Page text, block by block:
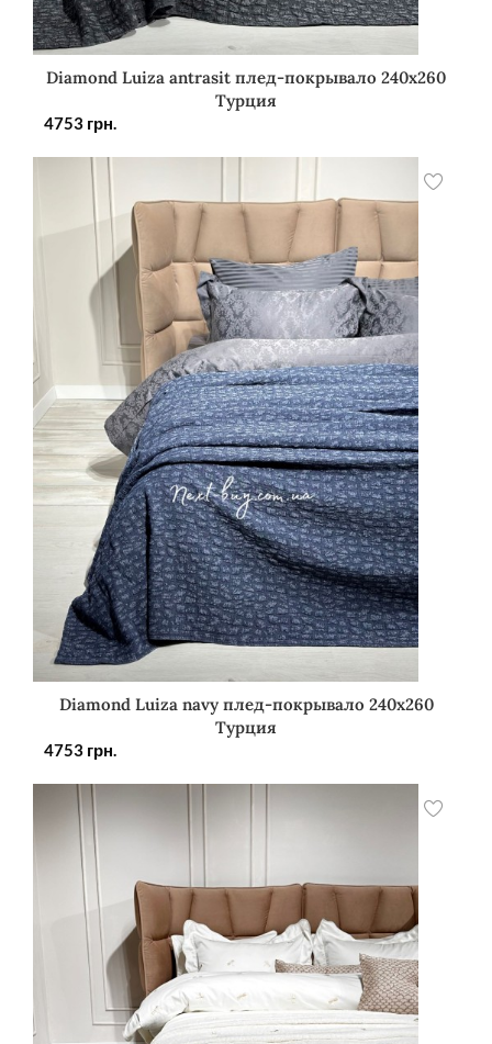
Diamond Luiza antrasit плед-покрывало 240х260
Турция
4753 грн.
Diamond Luiza navy плед-покрывало 240х260
Турция
4753 грн.